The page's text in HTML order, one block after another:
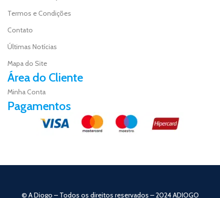
Termos e Condições
Contato
Últimas Notícias
Mapa do Site
Área do Cliente
Minha Conta
Pagamentos
© A Diogo – Todos os direitos reservados – 2024 ADIOGO